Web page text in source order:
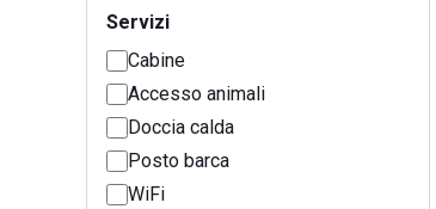
Servizi
Cabine
Accesso animali
Doccia calda
Posto barca
WiFi